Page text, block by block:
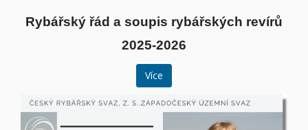
Rybářský řád a soupis rybářských revírů
2025-2026
Více